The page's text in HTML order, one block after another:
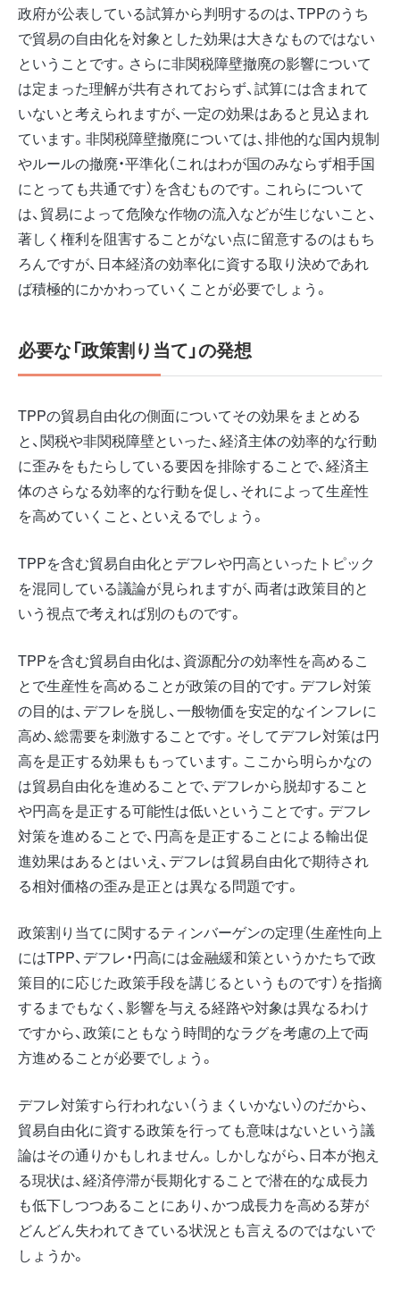
政府が公表している試算から判明するのは、TPPのうち
で貿易の自由化を対象とした効果は大きなものではない
ということです。さらに非関税障壁撤廃の影響について
は定まった理解が共有されておらず、試算には含まれて
いないと考えられますが、一定の効果はあると見込まれ
ています。非関税障壁撤廃については、排他的な国内規制
やルールの撤廃・平準化（これはわが国のみならず相手国
にとっても共通です）を含むものです。これらについて
は、貿易によって危険な作物の流入などが生じないこと、
著しく権利を阻害することがない点に留意するのはもち
ろんですが、日本経済の効率化に資する取り決めであれ
ば積極的にかかわっていくことが必要でしょう。
必要な「政策割り当て」の発想
TPPの貿易自由化の側面についてその効果をまとめる
と、関税や非関税障壁といった、経済主体の効率的な行動
に歪みをもたらしている要因を排除することで、経済主
体のさらなる効率的な行動を促し、それによって生産性
を高めていくこと、といえるでしょう。
TPPを含む貿易自由化とデフレや円高といったトピック
を混同している議論が見られますが、両者は政策目的と
いう視点で考えれば別のものです。
TPPを含む貿易自由化は、資源配分の効率性を高めるこ
とで生産性を高めることが政策の目的です。デフレ対策
の目的は、デフレを脱し、一般物価を安定的なインフレに
高め、総需要を刺激することです。そしてデフレ対策は円
高を是正する効果ももっています。ここから明らかなの
は貿易自由化を進めることで、デフレから脱却すること
や円高を是正する可能性は低いということです。デフレ
対策を進めることで、円高を是正することによる輸出促
進効果はあるとはいえ、デフレは貿易自由化で期待され
る相対価格の歪み是正とは異なる問題です。
政策割り当てに関するティンバーゲンの定理（生産性向上
にはTPP、デフレ・円高には金融緩和策というかたちで政
策目的に応じた政策手段を講じるというものです）を指摘
するまでもなく、影響を与える経路や対象は異なるわけ
ですから、政策にともなう時間的なラグを考慮の上で両
方進めることが必要でしょう。
デフレ対策すら行われない（うまくいかない）のだから、
貿易自由化に資する政策を行っても意味はないという議
論はその通りかもしれません。しかしながら、日本が抱え
る現状は、経済停滞が長期化することで潜在的な成長力
も低下しつつあることにあり、かつ成長力を高める芽が
どんどん失われてきている状況とも言えるのではないで
しょうか。